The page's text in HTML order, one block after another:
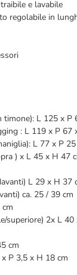
e lavabile
regolabile in
timone): L 125 x P
: L 119 x P
L 77 x P
) x L 45 x H
L 29 x H 37
ca. 25 / 39 cm
B 21 cm
superiore) 2x L
cm
cm
L 15 x P 3,5 x